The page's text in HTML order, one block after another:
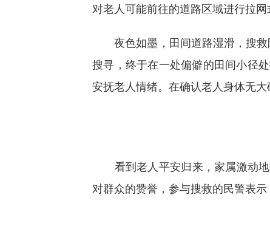
对老人可能前往的道路区域进行拉网
夜色如墨，田间道路湿滑，搜救
搜寻，终于在一处偏僻的田间小径
安抚老人情绪。在确认老人身体无
看到老人平安归来，家属激动地
对群众的赞誉，参与搜救的民警表